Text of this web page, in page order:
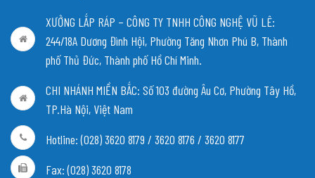
XƯỞNG LẮP RÁP – CÔNG TY TNHH CÔNG NGHỆ VŨ LÊ:
244/18A Dương Đình Hội, Phường Tăng Nhơn Phú B, Thành
phố Thủ Đức, Thành phố Hồ Chí Minh.
CHI NHÁNH MIỀN BẮC: Số 103 đường Âu Cơ, Phường Tây Hồ,
TP.Hà Nội, Việt Nam
Hotline: (028) 3620 8179 / 3620 8176 / 3620 8177
Fax: (028) 3620 8178